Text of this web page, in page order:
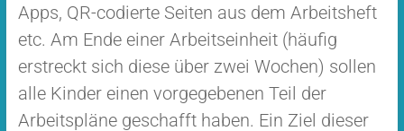
Apps, QR-codierte Seiten aus dem Arbeitsheft
etc. Am Ende einer Arbeitseinheit (häufig
erstreckt sich diese über zwei Wochen) sollen
alle Kinder einen vorgegebenen Teil der
Arbeitspläne geschafft haben. Ein Ziel dieser